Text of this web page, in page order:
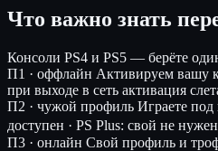
Что важно знать
Консоли PS4 и PS5 — берёте
П1 · оффлайн Активируем вашу
при выходе в сеть активация
П2 · чужой профиль Играете
доступен · PS Plus: свой не
П3 · онлайн Свой профиль и